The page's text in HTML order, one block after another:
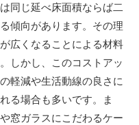
同じ延べ床面積ならば二
傾向があります。その理
広くなることによる材料
しかし、このコストアッ
軽減や生活動線の良さに
る場合も多いです。ま
窓ガラスにこだわるケー